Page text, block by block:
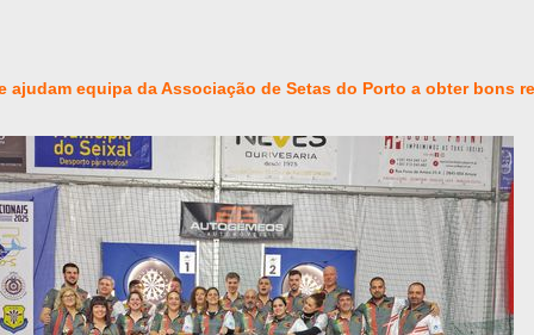
ajudam equipa da Associação de Setas do Porto a obter bons